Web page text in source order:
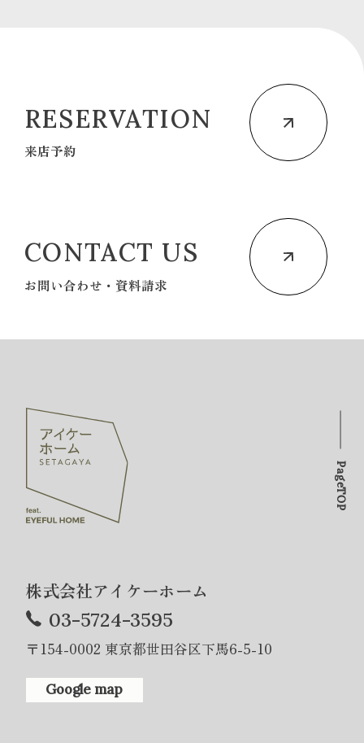
RESERVATION
来店予約
CONTACT US
お問い合わせ・資料請求
株式会社アイケーホーム
03-5724-3595
〒154-0002 東京都世田谷区下馬6-5-10
Google map
PageTOP